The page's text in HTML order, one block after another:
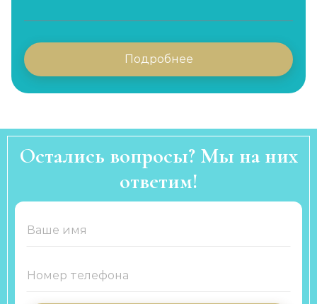
Подробнее
Остались вопросы? Мы на них
ответим!